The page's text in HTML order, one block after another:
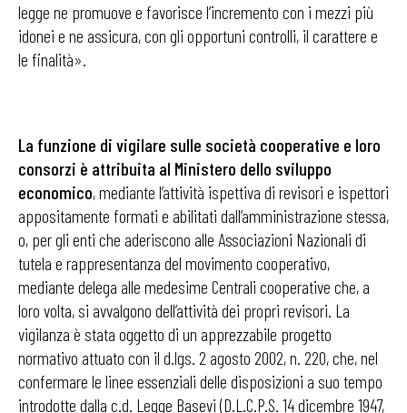
legge ne promuove e favorisce l’incremento con i mezzi più
idonei e ne assicura, con gli opportuni controlli, il carattere e
le finalità».
La funzione di vigilare sulle società cooperative e loro
consorzi è attribuita al Ministero dello sviluppo
economico, mediante l’attività ispettiva di revisori e ispettori
appositamente formati e abilitati dall’amministrazione stessa,
o, per gli enti che aderiscono alle Associazioni Nazionali di
tutela e rappresentanza del movimento cooperativo,
mediante delega alle medesime Centrali cooperative che, a
loro volta, si avvalgono dell’attività dei propri revisori. La
vigilanza è stata oggetto di un apprezzabile progetto
normativo attuato con il d.lgs. 2 agosto 2002, n. 220, che, nel
confermare le linee essenziali delle disposizioni a suo tempo
introdotte dalla c.d. Legge Basevi (D.L.C.P.S. 14 dicembre 1947,